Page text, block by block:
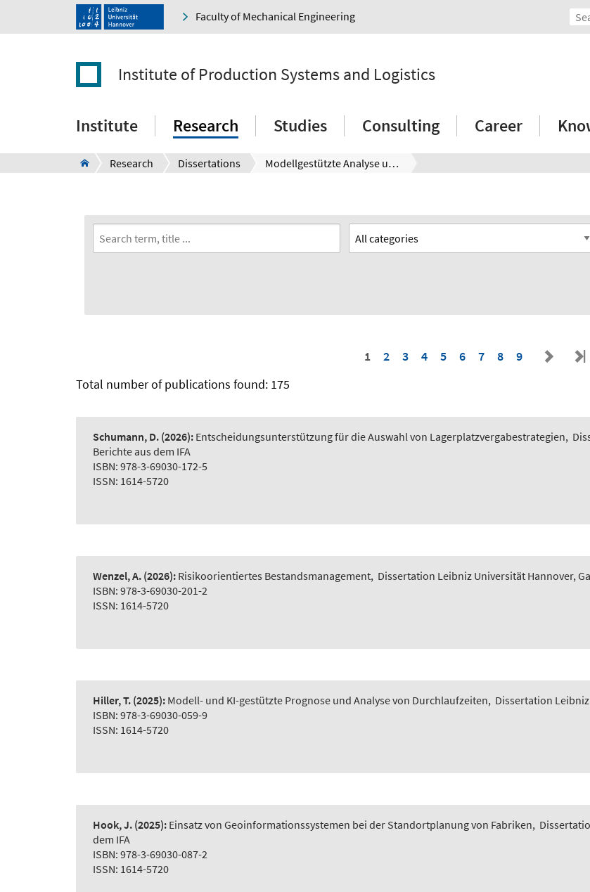
Faculty of Mechanical Engineering
Institute of Production Systems and Logistics
Institute Research Studies Consulting Career
Research Dissertations Modellgestützte Analyse und Verbesserung der logistischen Merkmale komplexer Serienprodukte
1 2 3 4 5 6 7 8
9
Total number of publications found: 175
Schumann, D. (2026): Entscheidungsunterstützung für die Auswahl von Lagerplatzvergabestrategien,
Berichte aus dem IFA
ISBN: 978-3-69030-172-5
ISSN: 1614-5720
Wenzel, A. (2026): Risikoorientiertes Bestandsmanagement, Dissertation Leibniz Universität Hannover,
ISBN: 978-3-69030-201-2
ISSN: 1614-5720
Hiller, T. (2025): Modell- und KI-gestützte Prognose und Analyse von Durchlaufzeiten, Dissertation
ISBN: 978-3-69030-059-9
ISSN: 1614-5720
Hook, J. (2025): Einsatz von Geoinformationssystemen bei der Standortplanung von Fabriken,
dem IFA
ISBN: 978-3-69030-087-2
ISSN: 1614-5720